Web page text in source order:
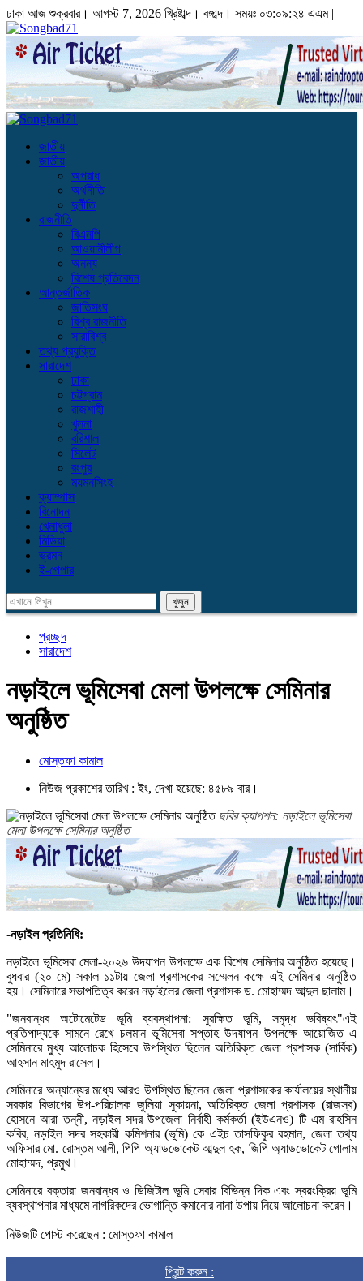
ঢাকা আজ শুক্রবার। আগস্ট 7, 2026 খ্রিষ্টাব্দ। বঙ্গাব্দ। সময়ঃ ০৩:০৯:২৪ এএম|
জাতীয়
জাতীয়
অপরাধ
অর্থনীতি
দুর্নীতি
রাজনীতি
বিএনপি
আওয়ামীলীগ
অনন্য
বিশেষ প্রতিবেদন
আন্তর্জাতিক
জাতিসংঘ
বিশ্ব রাজনীতি
সারাবিশ্ব
তথ্য প্রযুক্তি
সারাদেশ
ঢাকা
চট্টগ্রাম
রাজশাহী
খুলনা
বরিশাল
সিলেট
রংপুর
ময়মনসিংহ
ক্যাম্পাস
বিনোদন
খেলাধুলা
মিডিয়া
ভ্রমন
ই-পেপার
প্রচ্ছদ
সারাদেশ
নড়াইলে ভূমিসেবা মেলা উপলক্ষে সেমিনার
অনুষ্ঠিত
মোস্তফা কামাল
নিউজ প্রকাশের তারিখ : ইং, দেখা হয়েছে: ৪৫৮৯ বার।
ছবির ক্যাপশন: নড়াইলে ভূমিসেবা
মেলা উপলক্ষে সেমিনার অনুষ্ঠিত
-নড়াইল প্রতিনিধি:
নড়াইলে ভূমিসেবা মেলা-২০২৬ উদযাপন উপলক্ষে এক বিশেষ সেমিনার অনুষ্ঠিত হয়েছে।
বুধবার(২০ মে) সকাল ১১টায় জেলা প্রশাসকের সম্মেলন কক্ষে এই সেমিনার অনুষ্ঠিত
হয়। সেমিনারে সভাপতিত্ব করেন নড়াইলের জেলা প্রশাসক ড. মোহাম্মদ আব্দুল ছালাম।
"জনবান্ধব অটোমেটেড ভূমি ব্যবস্থাপনা: সুরক্ষিত ভূমি, সমৃদ্ধ ভবিষ্যৎ"এই
প্রতিপাদ্যকে সামনে রেখে চলমান ভূমিসেবা সপ্তাহ উদযাপন উপলক্ষে আয়োজিত এ
সেমিনারে মুখ্য আলোচক হিসেবে উপস্থিত ছিলেন অতিরিক্ত জেলা প্রশাসক (সার্বিক)
আহসান মাহমুদ রাসেল।
সেমিনারে অন্যান্যের মধ্যে আরও উপস্থিত ছিলেন জেলা প্রশাসকের কার্যালয়ের স্থানীয়
সরকার বিভাগের উপ-পরিচালক জুলিয়া সুকায়না,অতিরিক্ত জেলা প্রশাসক (রাজস্ব)
হোসনে আরা তন্নী, নড়াইল সদর উপজেলা নির্বাহী কর্মকর্তা(ইউএনও) টি এম রাহসিন
কবির,নড়াইল সদর সহকারী কমিশনার(ভূমি)কে এইচ তাসফিকুর রহমান, জেলা তথ্য
অফিসার মো. রোস্তম আলী,পিপি অ্যাডভোকেট আব্দুল হক, জিপি অ্যাডভোকেট গোলাম
মোহাম্মদ, প্রমুখ।
সেমিনারে বক্তারা জনবান্ধব ও ডিজিটাল ভূমি সেবার বিভিন্ন দিক এবং স্বয়ংক্রিয় ভূমি
ব্যবস্থাপনার মাধ্যমে নাগরিকদের ভোগান্তি কমানোর নানা উপায় নিয়ে আলোচনা করেন।
নিউজটি পোস্ট করেছেন : মোস্তফা কামাল
প্রিন্ট করুন :